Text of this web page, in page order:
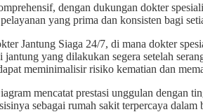
dengan dukungan dokter
yang prima dan konsisten bagi
Jantung Siaga 24/7, di mana dokter
yang dilakukan segera setelah
meminimalisir risiko kematian dan
mencatat prestasi unggulan dengan
sebagai rumah sakit terpercaya